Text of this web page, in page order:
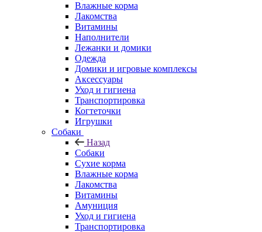
Влажные корма
Лакомства
Витамины
Наполнители
Лежанки и домики
Одежда
Домики и игровые комплексы
Аксессуары
Уход и гигиена
Транспортировка
Когтеточки
Игрушки
Собаки
Назад
Собаки
Сухие корма
Влажные корма
Лакомства
Витамины
Амуниция
Уход и гигиена
Транспортировка